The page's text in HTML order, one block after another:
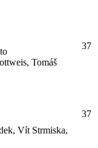
Tomáš
37
Vít Strmiska,
37